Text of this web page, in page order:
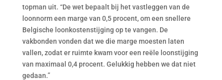
topman uit. “De wet bepaalt bij het vastleggen van de
loonnorm een marge van 0,5 procent, om een snellere
Belgische loonkostenstijging op te vangen. De
vakbonden vonden dat we die marge moesten laten
vallen, zodat er ruimte kwam voor een reële loonstijging
van maximaal 0,4 procent. Gelukkig hebben we dat niet
gedaan.”